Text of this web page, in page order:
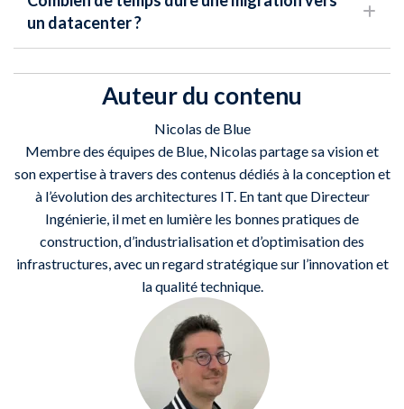
un datacenter ?
Auteur du contenu
Nicolas de Blue
Membre des équipes de Blue, Nicolas partage sa vision et
son expertise à travers des contenus dédiés à la conception et
à l’évolution des architectures IT. En tant que Directeur
Ingénierie, il met en lumière les bonnes pratiques de
construction, d’industrialisation et d’optimisation des
infrastructures, avec un regard stratégique sur l’innovation et
la qualité technique.